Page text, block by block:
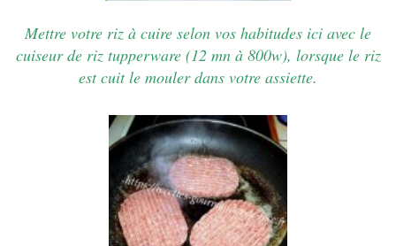
Mettre votre riz à cuire selon vos habitudes ici avec le
cuiseur de riz tupperware (12 mn à 800w), lorsque le riz
est cuit le mouler dans votre assiette.